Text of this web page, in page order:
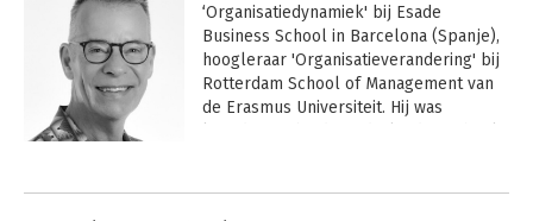
‘Organisatiedynamiek' bij Esade
Business School in Barcelona (Spanje),
hoogleraar 'Organisatieverandering' bij
Rotterdam School of Management van
de Erasmus Universiteit. Hij was